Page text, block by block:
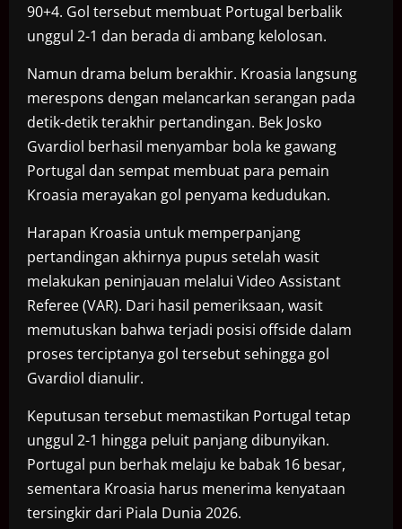
90+4. Gol tersebut membuat Portugal berbalik
unggul 2-1 dan berada di ambang kelolosan.
Namun drama belum berakhir. Kroasia langsung
merespons dengan melancarkan serangan pada
detik-detik terakhir pertandingan. Bek Josko
Gvardiol berhasil menyambar bola ke gawang
Portugal dan sempat membuat para pemain
Kroasia merayakan gol penyama kedudukan.
Harapan Kroasia untuk memperpanjang
pertandingan akhirnya pupus setelah wasit
melakukan peninjauan melalui Video Assistant
Referee (VAR). Dari hasil pemeriksaan, wasit
memutuskan bahwa terjadi posisi offside dalam
proses terciptanya gol tersebut sehingga gol
Gvardiol dianulir.
Keputusan tersebut memastikan Portugal tetap
unggul 2-1 hingga peluit panjang dibunyikan.
Portugal pun berhak melaju ke babak 16 besar,
sementara Kroasia harus menerima kenyataan
tersingkir dari Piala Dunia 2026.